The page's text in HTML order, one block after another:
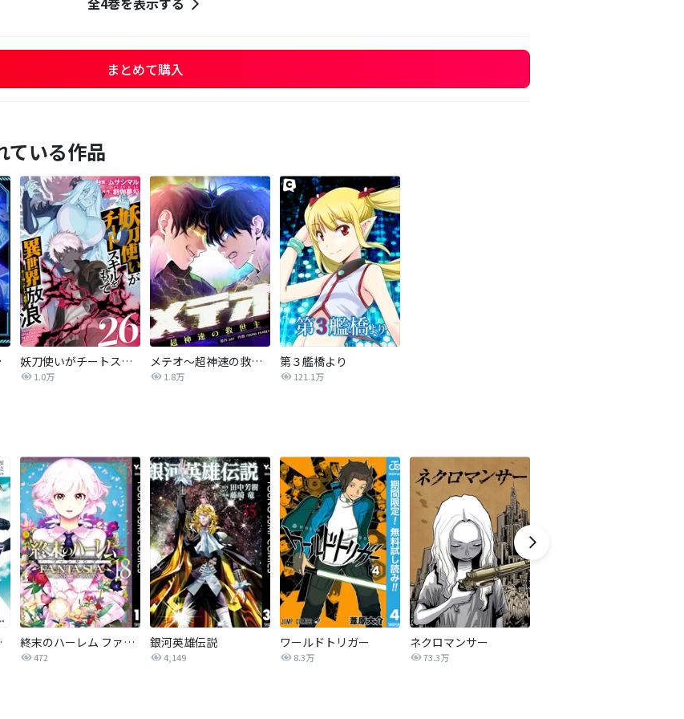
まとめて購入
ている作品
】 妖刀使いがチートスキルをもって異世界放浪 ～生まれ持ったチートは最強！！～
1.0万
メテオ～超神速の救世主～【タテヨミ】
1.8万
第３艦橋より
121.1万
7 終末のハーレム ファンタジア セミカラー版
472
銀河英雄伝説
4,149
ワールドトリガー
8.3万
ネクロマンサー
73.3万